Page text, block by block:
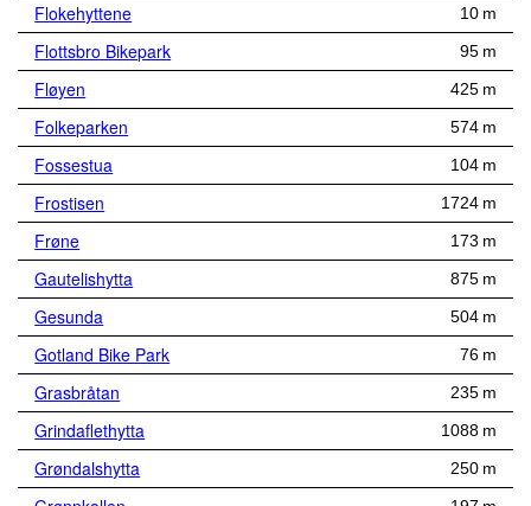
Flokehyttene 10 m
Flottsbro Bikepark 95 m
Fløyen 425 m
Folkeparken 574 m
Fossestua 104 m
Frostisen 1724 m
Frøne 173 m
Gautelishytta 875 m
Gesunda 504 m
Gotland Bike Park 76 m
Grasbråtan 235 m
Grindaflethytta 1088 m
Grøndalshytta 250 m